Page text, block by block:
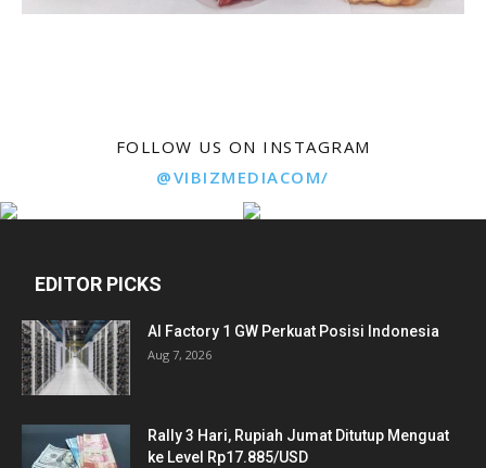
FOLLOW US ON INSTAGRAM
@VIBIZMEDIACOM/
EDITOR PICKS
AI Factory 1 GW Perkuat Posisi Indonesia
Aug 7, 2026
Rally 3 Hari, Rupiah Jumat Ditutup Menguat
ke Level Rp17.885/USD